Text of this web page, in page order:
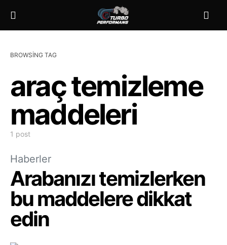
BROWSING TAG
araç temizleme
maddeleri
1 post
Haberler
Arabanızı temizlerken
bu maddelere dikkat
edin